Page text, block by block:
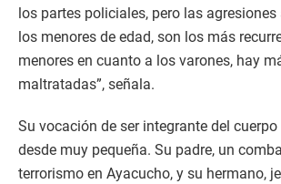
los partes policiales, pero las
los menores de edad, son los más
menores en cuanto a los varones, hay
maltratadas”, señala.
Su vocación de ser integrante del
desde muy pequeña. Su padre, un
terrorismo en Ayacucho, y su hermano,